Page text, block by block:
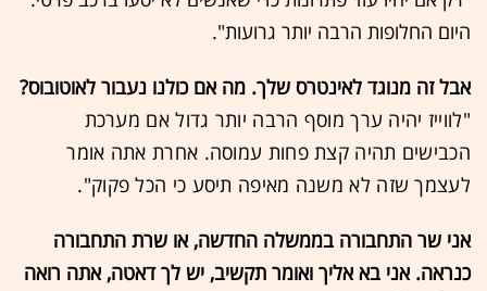
היום החלופות הרבה יותר גרועות".
אבל זה מנוגד לאינטרס שלך. מה אם כולנו נעבור לאוטובוס?
"לווייז יהיה ערך מוסף הרבה יותר גדול אם מערכת
הכבישים תהיה קצת פחות עמוסה. אחרת אתה אומר
לעצמך שזה לא משנה מאיפה תיסע כי הכל פקוק".
אני שר התחבורה בממשלה החדשה, או שרת התחבורה
כנראה. אני בא אליך ואומר תקשיב, יש לך דאטה, אתה רואה